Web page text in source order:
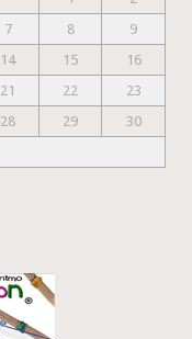
7 8
9
14 15
16
21 22
23
28 29
30